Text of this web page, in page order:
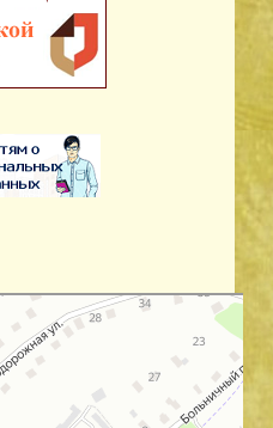
области — Яндекс Карты